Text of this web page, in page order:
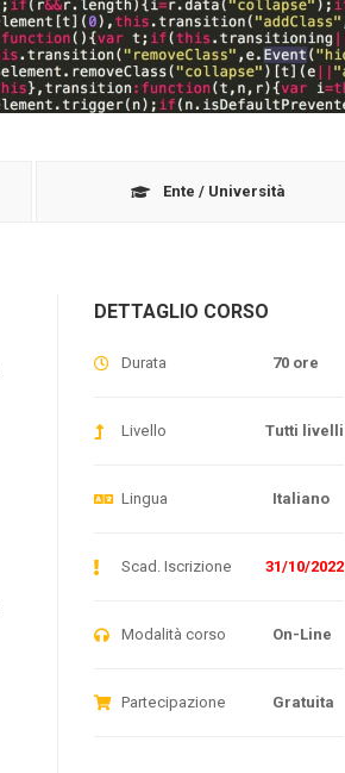
Ente / Università
DETTAGLIO CORSO
Durata 70 ore
Livello Tutti livelli
Lingua Italiano
Scad. Iscrizione 31/10/2022
Modalità corso On-Line
Partecipazione Gratuita